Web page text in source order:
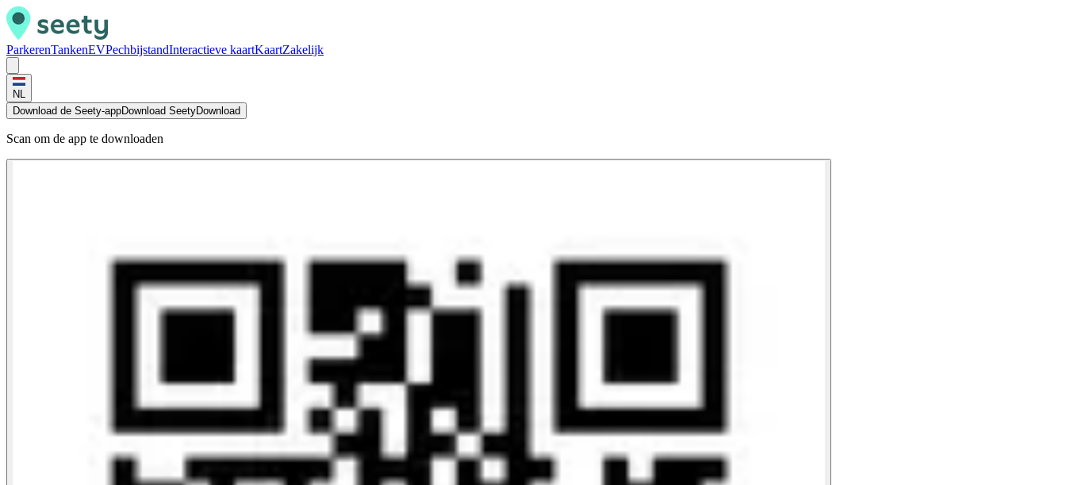
ParkerenTankenEVPechbijstandInteractieve kaartKaartZakelijk
NL
Download de Seety-appDownload SeetyDownload
Scan om de app te downloaden